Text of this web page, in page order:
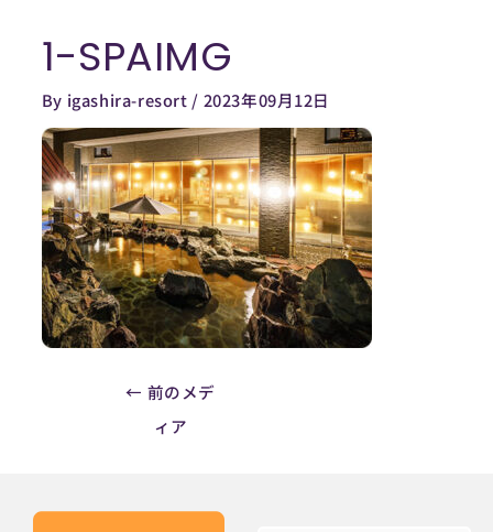
1-SPAIMG
By igashira-resort / 2023年09月12日
Post
navigation
← 前のメデ
ィア